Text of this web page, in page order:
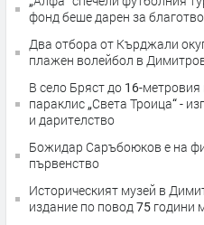
фонд беше дарен за
Два отбора от Кърджали
плажен волейбол в
В село Бряст до 16-
параклис „Света Троица“ -
и дарителство
Божидар Саръбоюков е на
първенство
Историческият музей в
издание по повод 75 години